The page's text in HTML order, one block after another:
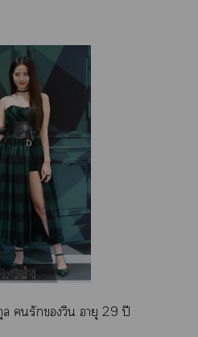
รักวิน อายุ 29 ปี